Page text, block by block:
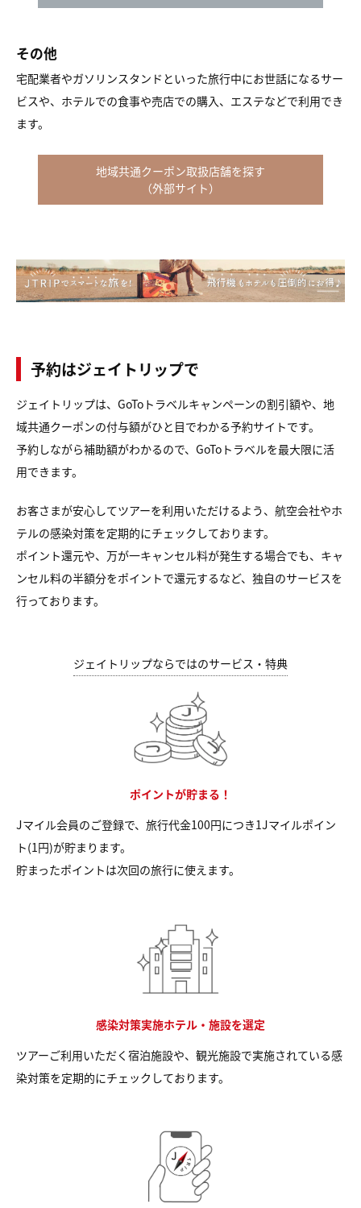
その他
宅配業者やガソリンスタンドといった旅行中にお世話になるサー
ビスや、ホテルでの食事や売店での購入、エステなどで利用でき
ます。
地域共通クーポン取扱店舗を探す
（外部サイト）
予約はジェイトリップで
ジェイトリップは、GoToトラベルキャンペーンの割引額や、地
域共通クーポンの付与額がひと目でわかる予約サイトです。
予約しながら補助額がわかるので、GoToトラベルを最大限に活
用できます。
お客さまが安心してツアーを利用いただけるよう、航空会社やホ
テルの感染対策を定期的にチェックしております。
ポイント還元や、万が一キャンセル料が発生する場合でも、キャ
ンセル料の半額分をポイントで還元するなど、独自のサービスを
行っております。
ジェイトリップならではのサービス・特典
ポイントが貯まる！
Jマイル会員のご登録で、旅行代金100円につき1Jマイルポイン
ト(1円)が貯まります。
貯まったポイントは次回の旅行に使えます。
感染対策実施ホテル・施設を選定
ツアーご利用いただく宿泊施設や、観光施設で実施されている感
染対策を定期的にチェックしております。